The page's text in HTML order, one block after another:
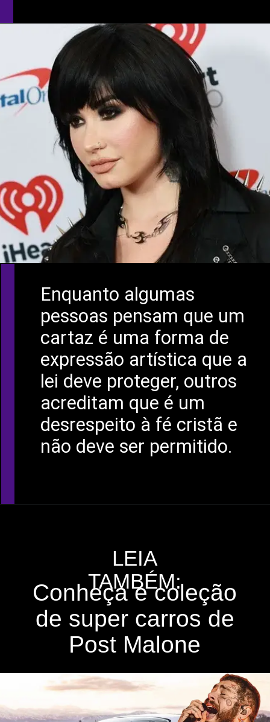
Opening
Enquanto algumas
pessoas pensam que um
cartaz é uma forma de
expressão artística que a
lei deve proteger, outros
acreditam que é um
desrespeito à fé cristã e
não deve ser permitido.
Conheça e coleção
de super carros de
Post Malone
LEIA
TAMBÉM: